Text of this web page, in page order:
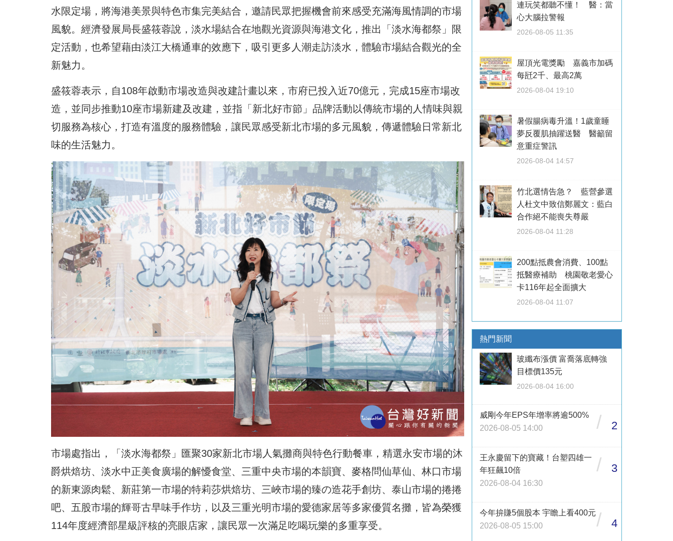
水限定場，將海港美景與特色市集完美結合，邀請民眾把握機會前來感受充滿海風情調的市場
風貌。經濟發展局長盛筱蓉說， 淡水場結合在地觀光資源與海港文化，推出「淡水海都祭」限
定活動，也希望藉由淡江大橋通車的效應下，吸引更多人潮走訪淡水，體驗市場結合觀光的全
新魅力。
盛筱蓉表示，自108年啟動市場改造與改建計畫以來，市府已投入近70億元，完成15座市場改
造，並同步推動10座市場新建及改建，並指「新北好市節」品牌活動以傳統市場的人情味與親
切服務為核心，打造有溫度的服務體驗，讓民眾感受新北市場的多元風貌，傳遞體驗日常新北
味的生活魅力。
市場處指出，「淡水海都祭」匯聚30家新北市場人氣攤商與特色行動餐車，精選永安市場的沐
爵烘焙坊、淡水中正美食廣場的解懮食堂、三重中央市場的本韻寶、麥格問仙草仙、林口市場
的新東源肉鬆、新莊第一市場的特莉莎烘焙坊、三峽市場的臻の造花手創坊、泰山市場的捲捲
吧、五股市場的輝哥古早味手作坊，以及三重光明市場的愛德家居等多家優質名攤，皆為榮獲
114年度經濟部星級評核的亮眼店家，讓民眾一次滿足吃喝玩樂的多重享受。
連玩笑都聽不懂！ 醫：當
心大腦拉警報
2026-08-05 11:35
屋頂光電獎勵 嘉義市加碼
每瓩2千、最高2萬
2026-08-04 19:10
暑假腸病毒升溫！1歲童睡
夢反覆肌抽躍送醫 醫籲留
意重症警訊
2026-08-04 14:57
竹北選情告急？ 藍營參選
人杜文中致信鄭麗文：藍白
合作絕不能喪失尊嚴
2026-08-04 11:28
200點抵農會消費、100點
抵醫療補助 桃園敬老愛心
卡116年起全面擴大
2026-08-04 11:07
熱門新聞
玻纖布漲價 富喬落底轉強
目標價135元
2026-08-04 16:00
威剛今年EPS年增率將逾500%
2026-08-05 14:00
/ 2
王永慶留下的寶藏！台塑四雄一
年狂飆10倍
2026-08-04 16:30
/ 3
今年拚賺5個股本 宇瞻上看400元
2026-08-05 15:00
/ 4